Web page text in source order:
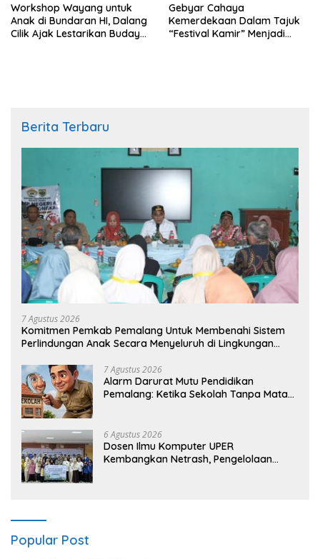
Workshop Wayang untuk
Anak di Bundaran HI, Dalang
Cilik Ajak Lestarikan Budaya
Gebyar Cahaya
Kemerdekaan Dalam Tajuk
“Festival Kamir” Menjadi
Berita Terbaru
7 Agustus 2026
Komitmen Pemkab Pemalang Untuk Membenahi Sistem
Perlindungan Anak Secara Menyeluruh di Lingkungan
7 Agustus 2026
Alarm Darurat Mutu Pendidikan
Pemalang: Ketika Sekolah Tanpa Mata
6 Agustus 2026
Dosen Ilmu Komputer UPER
Kembangkan Netrash, Pengelolaan
Popular Post